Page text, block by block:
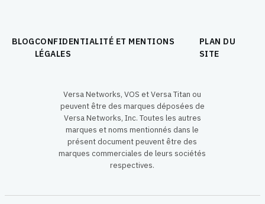
BLOGCONFIDENTIALITÉ ET MENTIONS
LÉGALES
PLAN DU
SITE
Versa Networks, VOS et Versa Titan ou
peuvent être des marques déposées de
Versa Networks, Inc. Toutes les autres
marques et noms mentionnés dans le
présent document peuvent être des
marques commerciales de leurs sociétés
respectives.